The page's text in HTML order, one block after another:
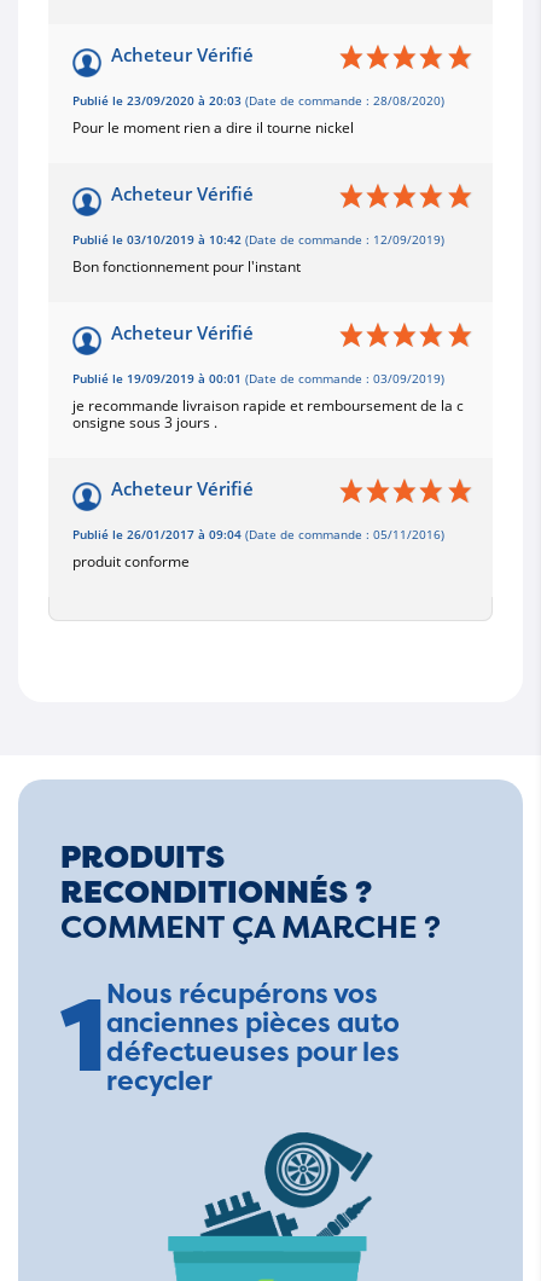
Acheteur Vérifié
Publié le 23/09/2020 à 20:03 (Date de commande : 28/08/2020)
Pour le moment rien a dire il tourne nickel
Acheteur Vérifié
Publié le 03/10/2019 à 10:42 (Date de commande : 12/09/2019)
Bon fonctionnement pour l'instant
Acheteur Vérifié
Publié le 19/09/2019 à 00:01 (Date de commande : 03/09/2019)
je recommande livraison rapide et remboursement de la c
onsigne sous 3 jours .
Acheteur Vérifié
Publié le 26/01/2017 à 09:04 (Date de commande : 05/11/2016)
produit conforme
PRODUITS
RECONDITIONNÉS ?
COMMENT ÇA MARCHE ?
1Nous récupérons vos
anciennes pièces auto
défectueuses pour les
recycler